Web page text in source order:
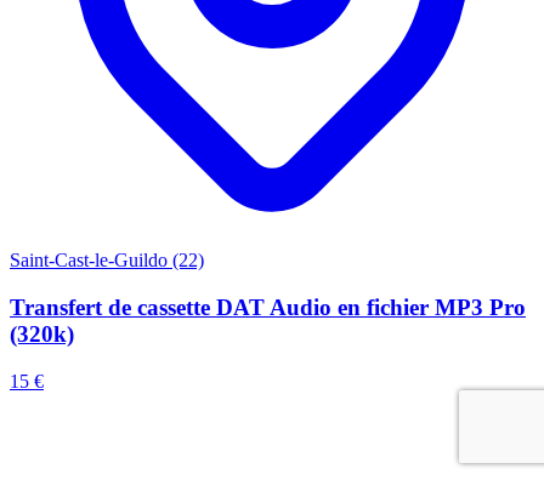
Saint-Cast-le-Guildo (22)
Transfert de cassette DAT Audio en fichier MP3 Pro
(320k)
15 €